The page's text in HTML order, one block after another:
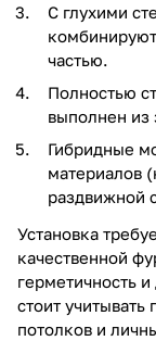
С глухими
частью.
Полностью
выполнен из
Гибридные
материалов
раздвижной
Установка
качественной
герметичность
стоит
потолков и